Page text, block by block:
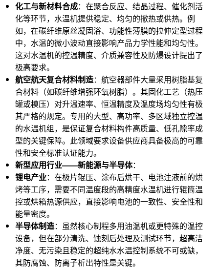
化工与新材料合成：在聚合反应、结晶过程、催化剂活
化等环节，水温机提供稳定、均匀的撤热或供热。例
如，在碳纤维原丝凝固浴、功能性薄膜的拉伸定型过程
中，水温的微小波动直接影响产品力学性能和均匀性。
这对水温机的控温精度、介质兼容性及防爆设计提出了
极高要求。
航空航天复合材料制造：航空器部件大量采用树脂基复
合材料（如碳纤维增强环氧树脂）。其固化工艺（热压
罐或模压）对升温速率、恒温精度及温度场均匀性有极
其严格的规定。专用的大型、高功率、多区域独立控温
的水温机组，是保证复合材料构件高质量、低孔隙率成
型的关键保障。此领域要求设备供应商具备极高的可靠
性和安全标准认证能力。
新型应用行业——新能源与半导体：
锂电产业：在极片辊压、涂布后烘干、电池注液前的烘
烤等工序，需要不同温度段的高精度水温机进行辊筒温
控或烘箱热源供应，直接影响电池的一致性、安全性和
能量密度。
半导体制造：虽然核心制程多用油温机或更特殊的温控
设备，但在部分清洗、蚀刻后处理及测试环节，超高洁
净度、无污染且稳定的超纯水水温控制系统不可或缺，
其防腐蚀、防离子析出特性是关键。